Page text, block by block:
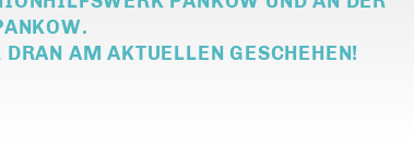
AM AKTUELLEN GESCHEHEN!